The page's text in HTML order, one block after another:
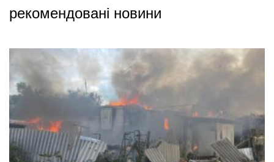
рекомендовані новини